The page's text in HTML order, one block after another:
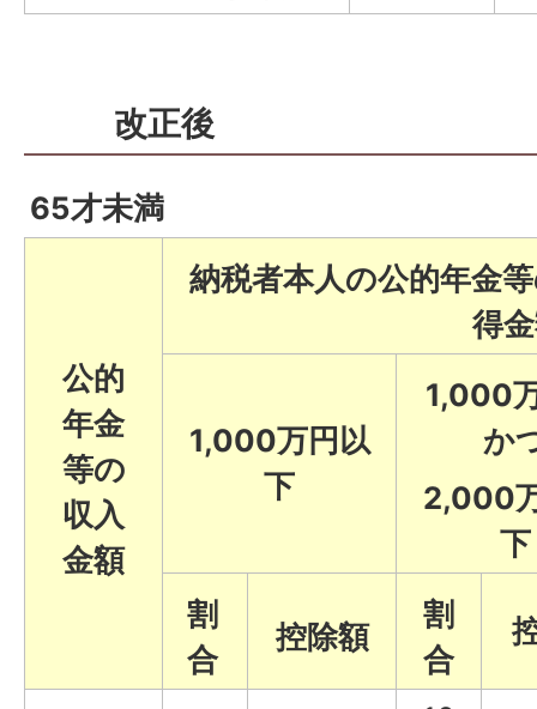
改正後
65才未満
公的
年金
等の
収入
金額
納税者本人の公的年金
得
1,000万円以
下
1,000
か
2,000
下
割
合
控除額
割
合